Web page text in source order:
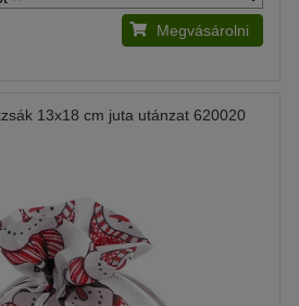
Megvásárolni
13x18 cm juta utánzat 620020